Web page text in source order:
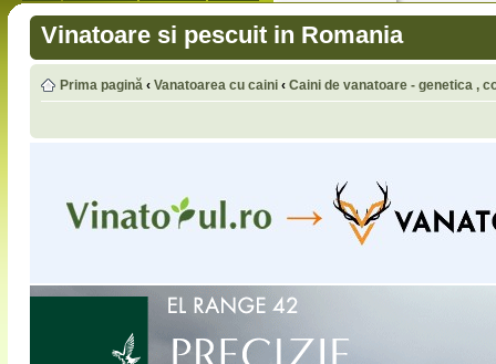
Vinatoare si pescuit in Romania
Prima pagină ‹ Vanatoarea cu caini ‹ Caini de vanatoare - genetica ,